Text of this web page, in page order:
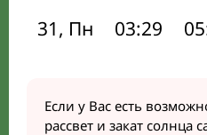
31, Пн
03:29
Если у Вас есть
рассвет и закат солнца